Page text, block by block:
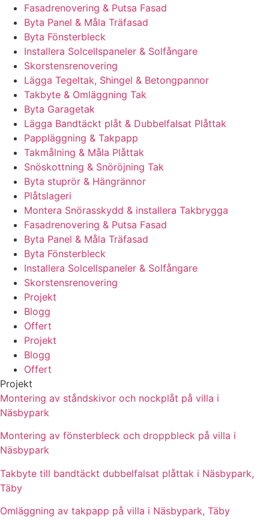
Fasadrenovering & Putsa Fasad
Byta Panel & Måla Träfasad
Byta Fönsterbleck
Installera Solcellspaneler & Solfångare
Skorstensrenovering
Lägga Tegeltak, Shingel & Betongpannor
Takbyte & Omläggning Tak
Byta Garagetak
Lägga Bandtäckt plåt & Dubbelfalsat Plåttak
Pappläggning & Takpapp
Takmålning & Måla Plåttak
Snöskottning & Snöröjning Tak
Byta stuprör & Hängrännor
Plåtslageri
Montera Snörasskydd & installera Takbrygga
Fasadrenovering & Putsa Fasad
Byta Panel & Måla Träfasad
Byta Fönsterbleck
Installera Solcellspaneler & Solfångare
Skorstensrenovering
Projekt
Blogg
Offert
Projekt
Blogg
Offert
Projekt
Montering av ståndskivor och nockplåt på villa i
Näsbypark
Montering av fönsterbleck och droppbleck på villa i
Näsbypark
Takbyte till bandtäckt dubbelfalsat plåttak i Näsbypark,
Täby
Omläggning av takpapp på villa i Näsbypark, Täby